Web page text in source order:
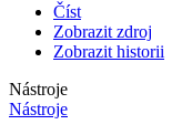
Číst
Zobrazit zdroj
Zobrazit historii
Nástroje
Nástroje